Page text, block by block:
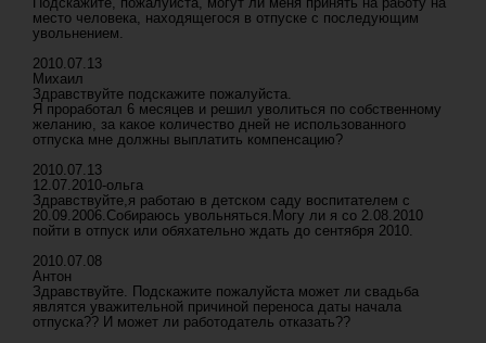
место человека, находящегося в отпуске с последующим
увольнением.
2010.07.13
Михаил
Здравствуйте подскажите пожалуйста.
Я проработал 6 месяцев и решил уволиться по собственному
желанию, за какое количество дней не использованного
отпуска мне должны выплатить компенсацию?
2010.07.13
12.07.2010-ольга
Здравствуйте,я работаю в детском саду воспитателем с
20.09.2006.Собираюсь увольняться.Могу ли я со 2.08.2010
пойти в отпуск или обяхательно ждать до сентября 2010.
2010.07.08
Антон
Здравствуйте. Подскажите пожалуйста может ли свадьба
являтся уважительной причиной переноса даты начала
отпуска?? И может ли работодатель отказать??